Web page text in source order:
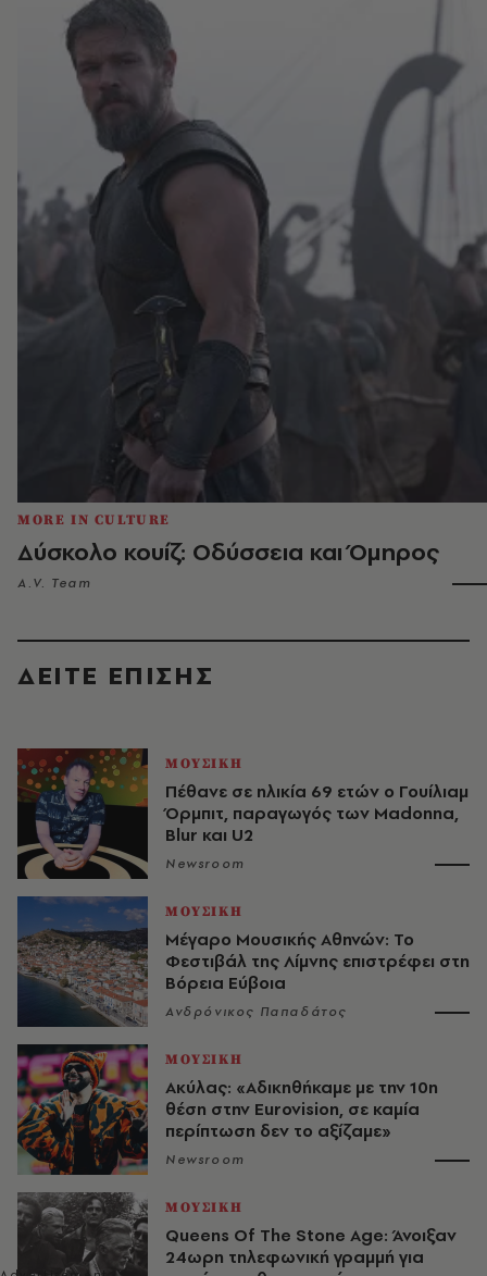
MORE IN CULTURE
Δύσκολο κουίζ: Οδύσσεια και Όμηρος
A.V. Team
ΔΕΙΤΕ ΕΠΙΣΗΣ
ΜΟΥΣΙΚΗ
Πέθανε σε ηλικία 69 ετών ο Γουίλιαμ
Όρμπιτ, παραγωγός των Madonna,
Blur και U2
Newsroom
ΜΟΥΣΙΚΗ
Μέγαρο Μουσικής Αθηνών: Το
Φεστιβάλ της Λίμνης επιστρέφει στη
Βόρεια Εύβοια
Ανδρόνικος Παπαδάτος
ΜΟΥΣΙΚΗ
Ακύλας: «Αδικηθήκαμε με την 10η
θέση στην Eurovision, σε καμία
περίπτωση δεν το αξίζαμε»
Newsroom
ΜΟΥΣΙΚΗ
Queens Of The Stone Age: Άνοιξαν
24ωρη τηλεφωνική γραμμή για